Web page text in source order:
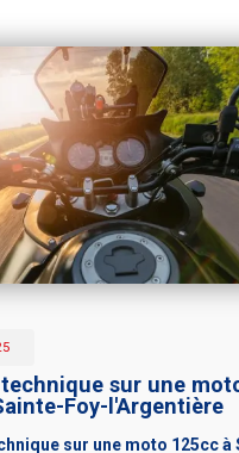
sur une
Foy-l'Argentière
sur une moto 125cc à